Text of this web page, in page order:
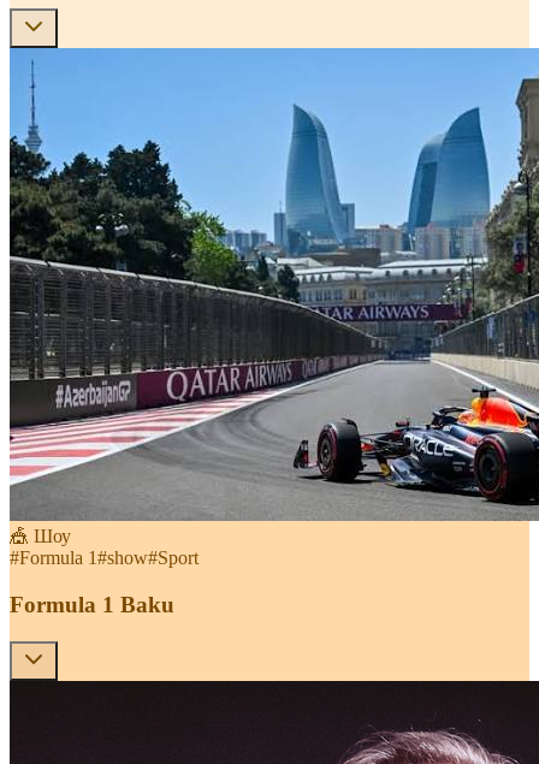
🎪 Шоу
#Formula 1#show#Sport
Formula 1 Baku